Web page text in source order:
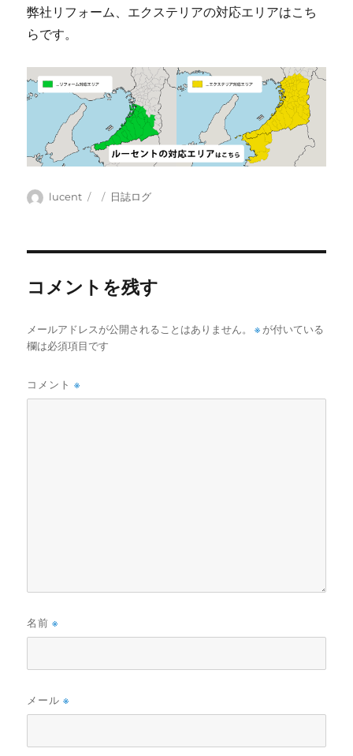
弊社リフォーム、エクステリアの対応エリアはこち
らです。
投
lucent
投 カ
日誌ログ
コメントを残す
メールアドレスが公開されることはありません。 ※ が付いている
欄は必須項目です
コメント※
名前※
メール※